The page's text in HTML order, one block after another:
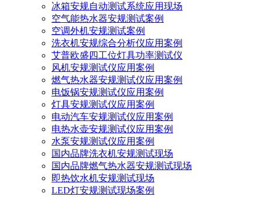
冰箱安规自动测试系统应用现场
空气能热水器安规测试案例
空调外机安规测试案例
洗衣机安规综合分析仪应用案例
艾普欧盛四工位灯具功率测试仪
风机安规测试仪应用案例
燃气热水器安规测试仪应用案例
电饭锅安规测试仪应用案例
灯具安规测试仪应用案例
电动汽车安规测试仪应用案例
电热水壶安规测试仪应用案例
水泵安规测试仪应用案例
国内品牌洗衣机安规测试现场
国内品牌燃气热水器安规测试现场
即热饮水机安规测试现场
LED灯安规测试现场案例